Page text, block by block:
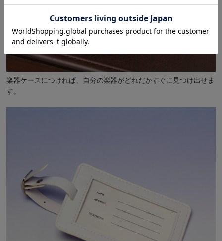
楽器ケースにつければ、自分の楽器がどれだかすぐに見つけ出せま
す。